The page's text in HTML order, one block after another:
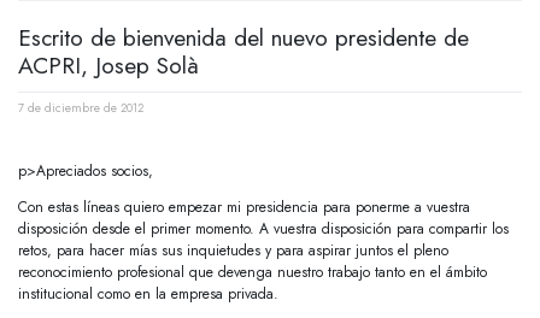
Escrito de bienvenida del nuevo presidente de
ACPRI, Josep Solà
7 de diciembre de 2012
p>Apreciados socios,
Con estas líneas quiero empezar mi presidencia para ponerme a vuestra
disposición desde el primer momento. A vuestra disposición para compartir los
retos, para hacer mías sus inquietudes y para aspirar juntos el pleno
reconocimiento profesional que devenga nuestro trabajo tanto en el ámbito
institucional como en la empresa privada.